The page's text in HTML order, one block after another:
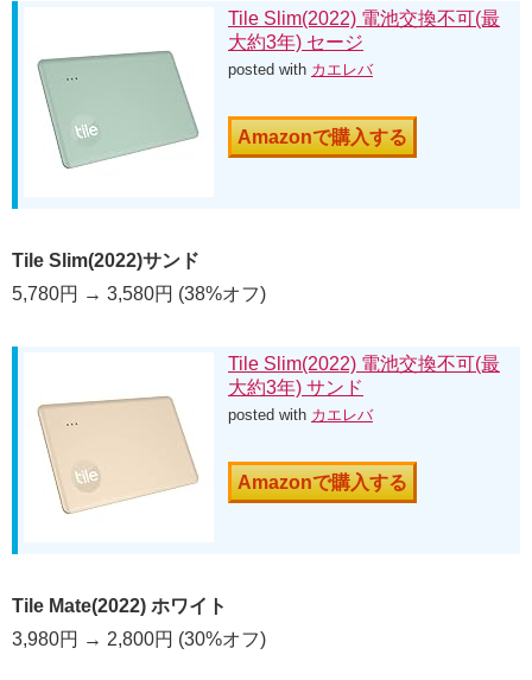
Tile Slim(2022) 電池交換不可(最
大約3年) セージ
posted with カエレバ
Amazonで購入する
Tile Slim(2022)サンド
5,780円 → 3,580円 (38%オフ)
Tile Slim(2022) 電池交換不可(最
大約3年) サンド
posted with カエレバ
Amazonで購入する
Tile Mate(2022) ホワイト
3,980円 → 2,800円 (30%オフ)